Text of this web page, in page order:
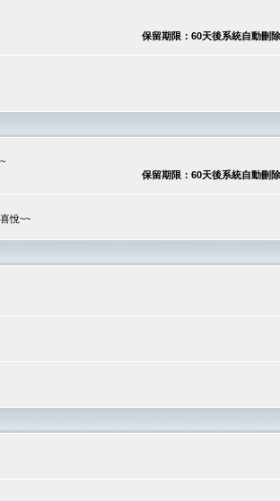
保留期限：60天後系統自動刪除
保留期限：60天後系統自動刪除
悅~~